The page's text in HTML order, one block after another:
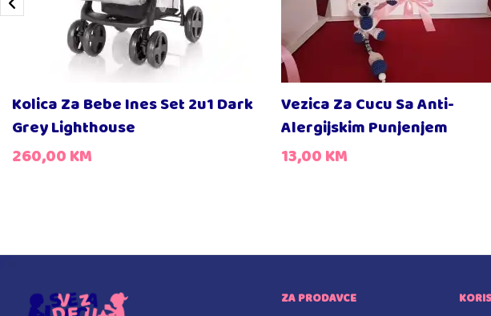
Kolica Za Bebe Ines Set 2u1 Dark
Grey Lighthouse
260,00KM
Vezica Za Cucu Sa Anti-
Alergijskim Punjenjem
13,00KM
ZA PRODAVCE